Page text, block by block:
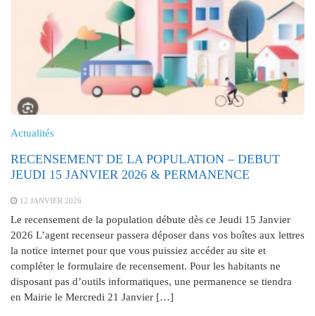
Actualités
RECENSEMENT DE LA POPULATION – DEBUT
JEUDI 15 JANVIER 2026 & PERMANENCE
12 JANVIER 2026
Le recensement de la population débute dès ce Jeudi 15 Janvier
2026 L’agent recenseur passera déposer dans vos boîtes aux lettres
la notice internet pour que vous puissiez accéder au site et
compléter le formulaire de recensement. Pour les habitants ne
disposant pas d’outils informatiques, une permanence se tiendra
en Mairie le Mercredi 21 Janvier […]